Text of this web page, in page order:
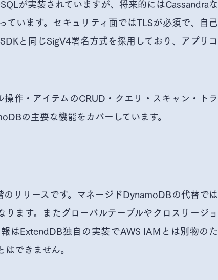
が実装されていますが、将来的にはCassandraな
います。セキュリティ面ではTLSが必須で、自己
と同じSigV4署名方式を採用しており、アプリコ
作・アイテムのCRUD・クエリ・スキャン・トラ
の主要な機能をカバーしています。
のリリースです。マネージドDynamoDBの代替では
ます。またグローバルテーブルやクロスリージョ
はExtendDB独自の実装でAWS IAMとは別物のた
できません。